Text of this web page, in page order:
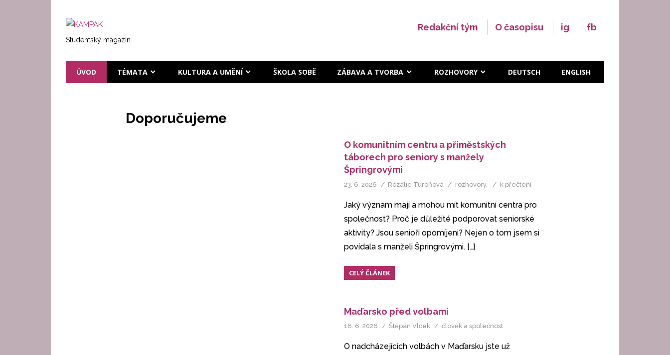
Studentský magazín
Redakční tým O časopisu ig fb
ÚVOD TÉMATA KULTURA A UMĚNÍ ŠKOLA SOBĚ ZÁBAVA A TVORBA ROZHOVORY DEUTSCH ENGLISH
Doporučujeme
O komunitním centru a příměstských
táborech pro seniory s manžely
Špringrovými
23. 6. 2026 Rozálie Turoňová rozhovory, k přečtení
Jaký význam mají a mohou mít komunitní centra pro
společnost? Proč je důležité podporovat seniorské
aktivity? Jsou senioři opomíjeni? Nejen o tom jsem si
povídala s manželi Špringrovými. […]
CELÝ ČLÁNEK
Maďarsko před volbami
16. 6. 2026 Štěpán Vlček člověk a společnost
O nadcházejících volbách v Maďarsku jste už